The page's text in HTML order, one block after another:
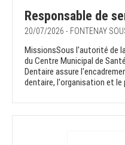
Responsable de
20/07/2026 - FONTENAY
MissionsSous l'autorité de
du Centre Municipal de
Dentaire assure
dentaire, l'organisation et le